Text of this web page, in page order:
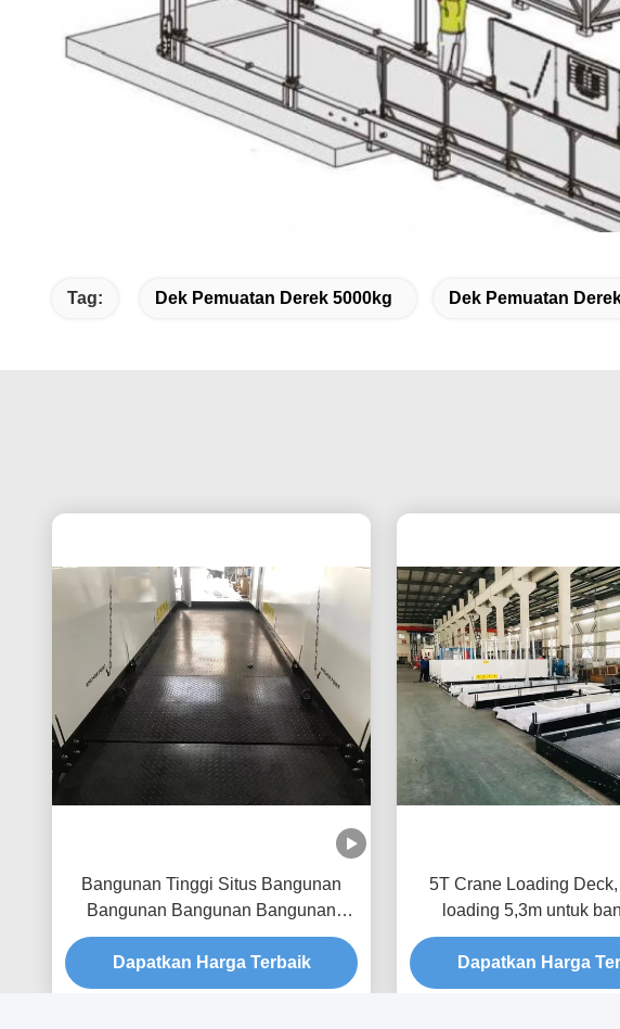
Tag: Dek Pemuatan Derek 5000kg Dek Pemuatan
Bangunan Tinggi Situs Bangunan
Bangunan Bangunan Bangunan
Bangunan Bangunan Bangunan
Bangunan Bangunan Bangunan
Bangunan Bangunan Bangunan
Dapatkan Harga Terbaik
5T Crane Loading
loading 5,3m untuk
MLP3200-H
Dapatkan Harga